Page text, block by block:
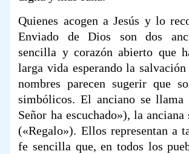
Quienes acogen a Jesús y lo
Enviado de Dios son dos
sencilla y corazón abierto que
larga vida esperando la
nombres parecen sugerir que
simbólicos. El anciano se llama
Señor ha escuchado»), la
(«Regalo»). Ellos representan a
fe sencilla que, en todos los